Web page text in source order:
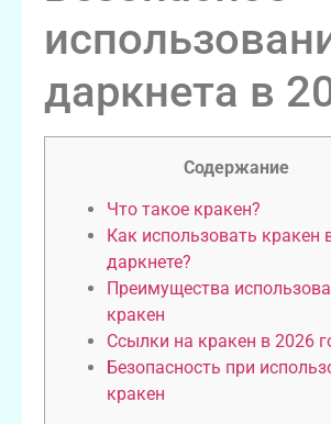
даркнета в
Содержание
Что такое кракен?
Как использовать кракен
даркнете?
Преимущества
кракен
Ссылки на кракен в 2026
Безопасность при
кракен